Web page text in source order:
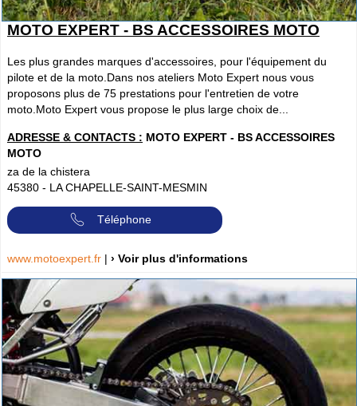
MOTO EXPERT - BS ACCESSOIRES MOTO
Les plus grandes marques d'accessoires, pour l'équipement du
pilote et de la moto.Dans nos ateliers Moto Expert nous vous
proposons plus de 75 prestations pour l'entretien de votre
moto.Moto Expert vous propose le plus large choix de...
ADRESSE & CONTACTS : MOTO EXPERT - BS ACCESSOIRES
MOTO
za de la chistera
45380 - LA CHAPELLE-SAINT-MESMIN
Téléphone
www.motoexpert.fr | › Voir plus d'informations